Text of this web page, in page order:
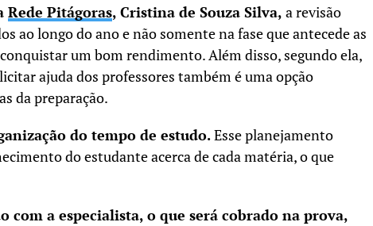
Rede Pitágoras, Cristina de Souza Silva, a revisão
ao longo do ano e não somente na fase que antecede as
um bom rendimento. Além disso, segundo ela,
ajuda dos professores também é uma opção
da preparação.
do tempo de estudo.Esse planejamento
do estudante acerca de cada matéria, o que
com a especialista, o que será cobrado na prova,